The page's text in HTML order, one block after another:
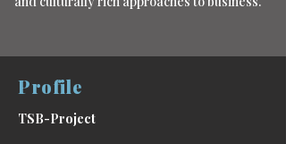
Profile
TSB-Project